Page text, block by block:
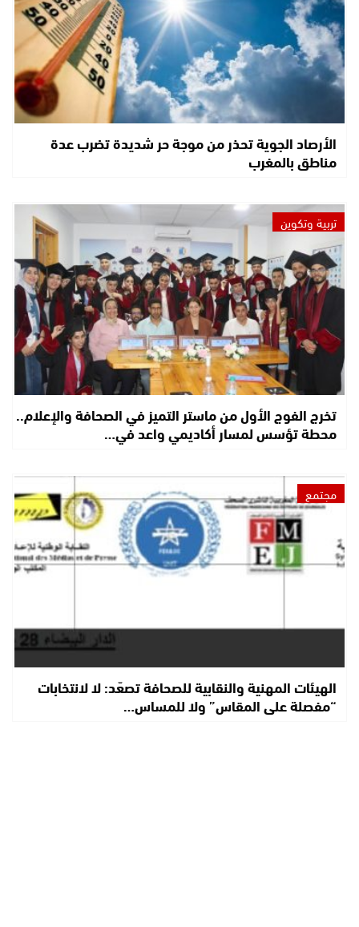
الأرصاد الجوية تحذر من موجة حر شديدة تضرب عدة
مناطق بالمغرب
تربية وتكوين
تخرج الفوج الأول من ماستر التميز في الصحافة والإعلام..
محطة تؤسس لمسار أكاديمي واعد في…
مجتمع
الهيئات المهنية والنقابية للصحافة تصعّد: لا لانتخابات
“مفصلة على المقاس” ولا للمساس…